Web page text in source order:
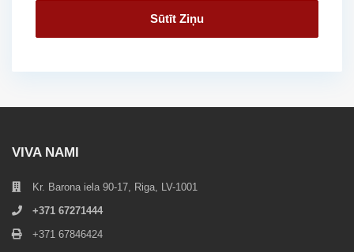
VIVA NAMI
Kr. Barona iela 90-17, Riga, LV-1001
+371 67271444
+371 67846424